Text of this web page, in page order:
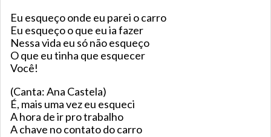
Eu esqueço onde eu parei o carro
Eu esqueço o que eu ia fazer
Nessa vida eu só não esqueço
O que eu tinha que esquecer
Você!
(Canta: Ana Castela)
É, mais uma vez eu esqueci
A hora de ir pro trabalho
A chave no contato do carro